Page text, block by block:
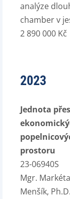
analýze
chamber v
2 890 000 Kč
2023
Jednota
prostoru
23-06940S
Mgr.
Menšík, Ph.D.